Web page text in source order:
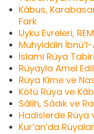
Kâbus,
Fark
Uyku Evreleri,
Muhyiddin İbnü’l-
İslami Rüya
Rüyayla Amel
Rüya Kime ve
Kötü Rüya ve
Sâlih, Sâdık ve
Hadislerde Rüya
Kur’an’da Rüyalar